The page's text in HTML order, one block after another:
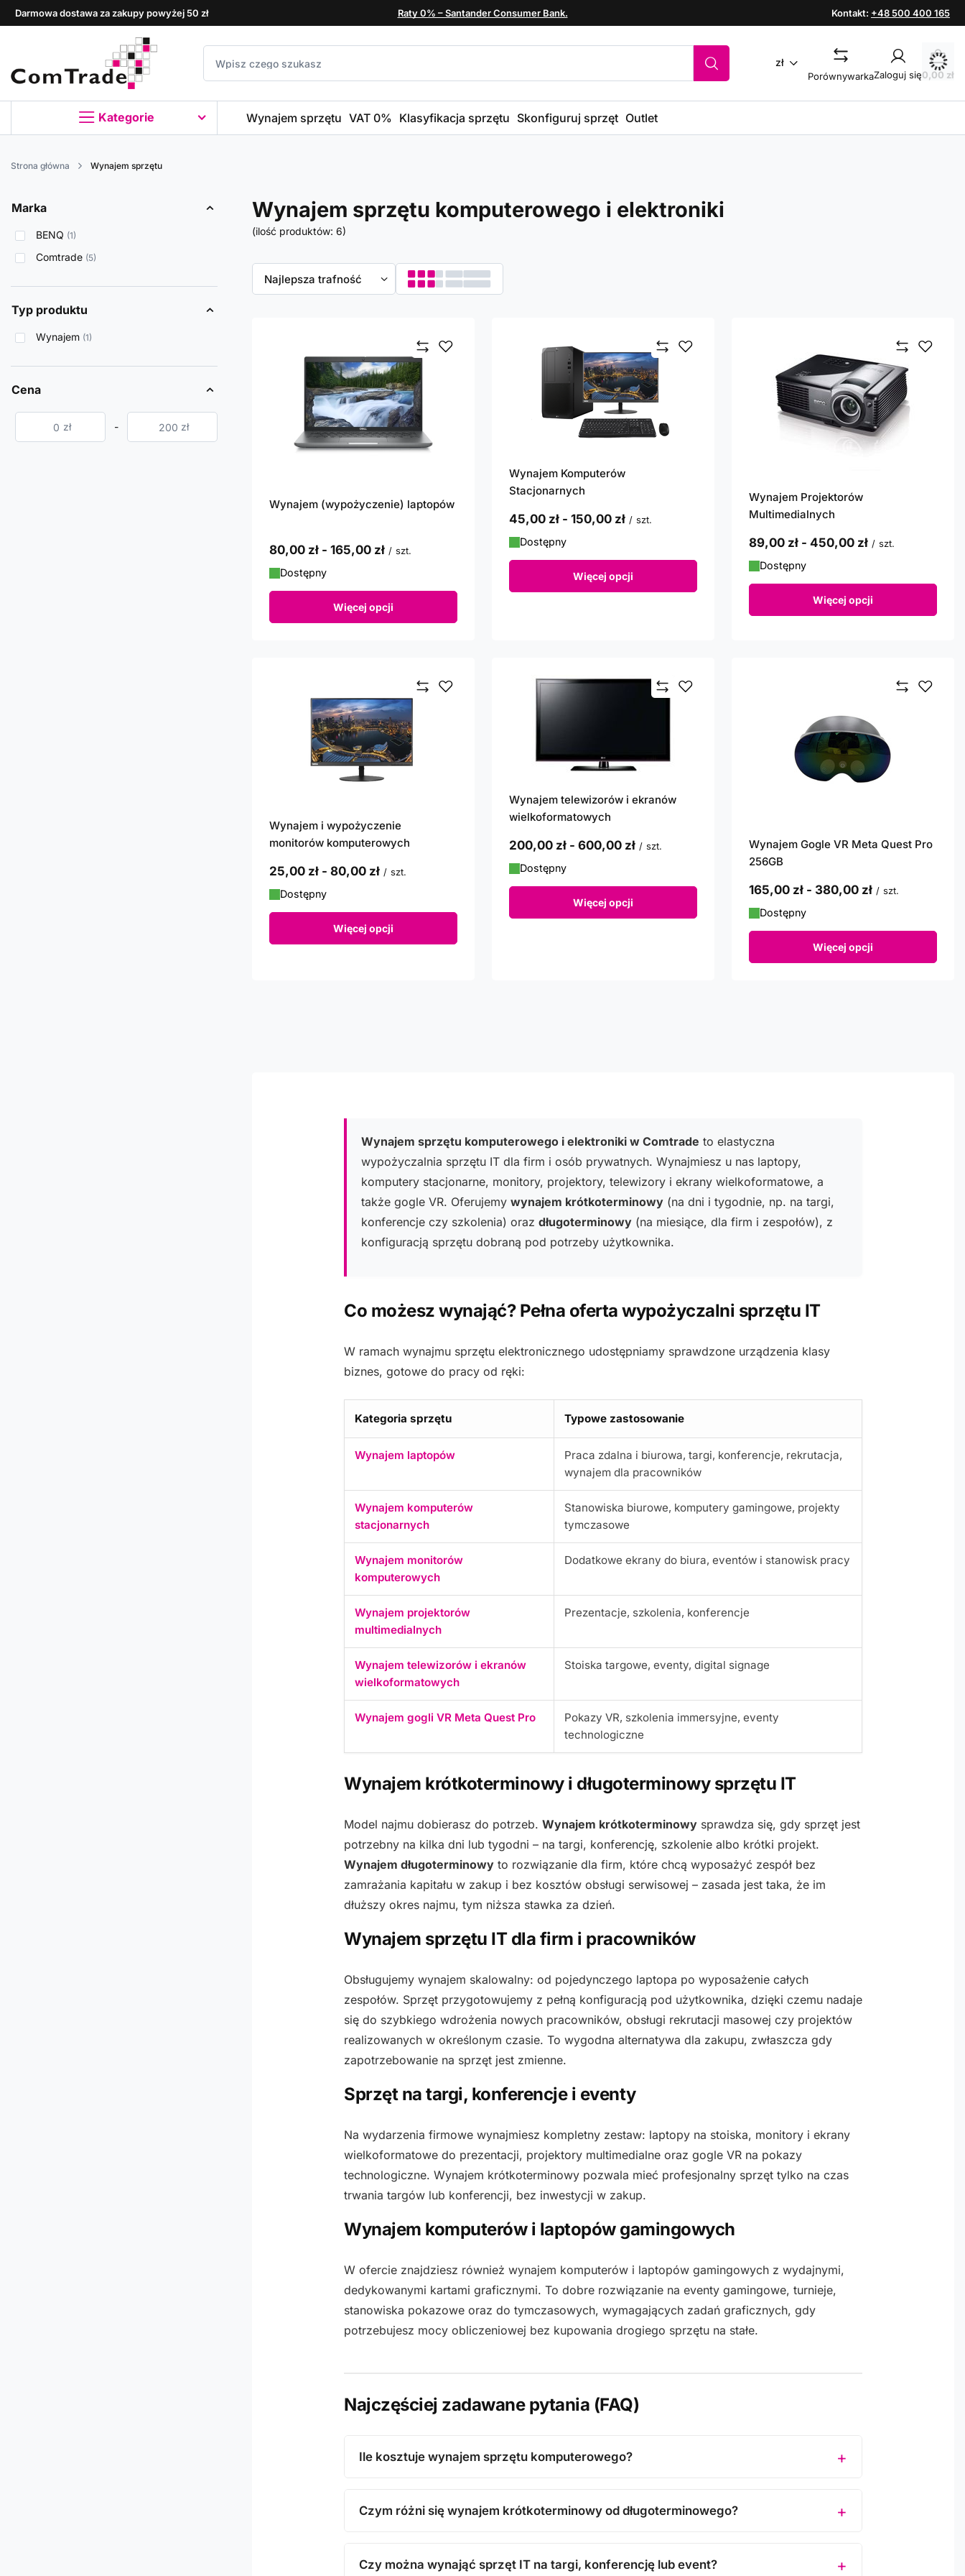
Darmowa dostawa za zakupy powyżej 50 zł Raty 0% – Santander Consumer Bank. Kontakt: +48 500 400 165
zł
PorównywarkaZaloguj się0,00 zł
Kategorie Wynajem sprzętu VAT 0% Klasyfikacja sprzętu Skonfiguruj sprzęt Outlet
Strona główna Wynajem sprzętu
Marka
BENQ 1
Comtrade 5
Typ produktu
Wynajem 1
Cena
zł - zł
Wynajem sprzętu komputerowego i elektroniki
(ilość produktów: 6)
Zmień sortowanie
Najlepsza trafność
Wynajem (wypożyczenie) laptopów
od
80,00 zł - do
165,00 zł / szt.
Dostępny
Więcej opcji
Wynajem Komputerów
Stacjonarnych
od
45,00 zł - do
150,00 zł / szt.
Dostępny
Więcej opcji
Wynajem Projektorów
Multimedialnych
od
89,00 zł - do
450,00 zł / szt.
Dostępny
Więcej opcji
Wynajem i wypożyczenie
monitorów komputerowych
od
25,00 zł - do
80,00 zł / szt.
Dostępny
Więcej opcji
Wynajem telewizorów i ekranów
wielkoformatowych
od
200,00 zł - do
600,00 zł / szt.
Dostępny
Więcej opcji
Wynajem Gogle VR Meta Quest Pro
256GB
od
165,00 zł - do
380,00 zł / szt.
Dostępny
Więcej opcji
Wynajem sprzętu komputerowego i elektroniki w Comtrade to elastyczna
wypożyczalnia sprzętu IT dla firm i osób prywatnych. Wynajmiesz u nas laptopy,
komputery stacjonarne, monitory, projektory, telewizory i ekrany wielkoformatowe, a
także gogle VR. Oferujemy wynajem krótkoterminowy (na dni i tygodnie, np. na targi,
konferencje czy szkolenia) oraz długoterminowy (na miesiące, dla firm i zespołów), z
konfiguracją sprzętu dobraną pod potrzeby użytkownika.
Co możesz wynająć? Pełna oferta wypożyczalni sprzętu IT
W ramach wynajmu sprzętu elektronicznego udostępniamy sprawdzone urządzenia klasy
biznes, gotowe do pracy od ręki:
Kategoria sprzętu Typowe zastosowanie
Wynajem laptopów
Praca zdalna i biurowa, targi, konferencje, rekrutacja,
wynajem dla pracowników
Wynajem komputerów
stacjonarnych
Stanowiska biurowe, komputery gamingowe, projekty
tymczasowe
Wynajem monitorów
komputerowych
Dodatkowe ekrany do biura, eventów i stanowisk pracy
Wynajem projektorów
multimedialnych
Prezentacje, szkolenia, konferencje
Wynajem telewizorów i ekranów
wielkoformatowych
Stoiska targowe, eventy, digital signage
Wynajem gogli VR Meta Quest Pro
Pokazy VR, szkolenia immersyjne, eventy
technologiczne
Wynajem krótkoterminowy i długoterminowy sprzętu IT
Model najmu dobierasz do potrzeb. Wynajem krótkoterminowy sprawdza się, gdy sprzęt jest
potrzebny na kilka dni lub tygodni – na targi, konferencję, szkolenie albo krótki projekt.
Wynajem długoterminowy to rozwiązanie dla firm, które chcą wyposażyć zespół bez
zamrażania kapitału w zakup i bez kosztów obsługi serwisowej – zasada jest taka, że im
dłuższy okres najmu, tym niższa stawka za dzień.
Wynajem sprzętu IT dla firm i pracowników
Obsługujemy wynajem skalowalny: od pojedynczego laptopa po wyposażenie całych
zespołów. Sprzęt przygotowujemy z pełną konfiguracją pod użytkownika, dzięki czemu nadaje
się do szybkiego wdrożenia nowych pracowników, obsługi rekrutacji masowej czy projektów
realizowanych w określonym czasie. To wygodna alternatywa dla zakupu, zwłaszcza gdy
zapotrzebowanie na sprzęt jest zmienne.
Sprzęt na targi, konferencje i eventy
Na wydarzenia firmowe wynajmiesz kompletny zestaw: laptopy na stoiska, monitory i ekrany
wielkoformatowe do prezentacji, projektory multimedialne oraz gogle VR na pokazy
technologiczne. Wynajem krótkoterminowy pozwala mieć profesjonalny sprzęt tylko na czas
trwania targów lub konferencji, bez inwestycji w zakup.
Wynajem komputerów i laptopów gamingowych
W ofercie znajdziesz również wynajem komputerów i laptopów gamingowych z wydajnymi,
dedykowanymi kartami graficznymi. To dobre rozwiązanie na eventy gamingowe, turnieje,
stanowiska pokazowe oraz do tymczasowych, wymagających zadań graficznych, gdy
potrzebujesz mocy obliczeniowej bez kupowania drogiego sprzętu na stałe.
Najczęściej zadawane pytania (FAQ)
Ile kosztuje wynajem sprzętu komputerowego?
Czym różni się wynajem krótkoterminowy od długoterminowego?
Czy można wynająć sprzęt IT na targi, konferencję lub event?